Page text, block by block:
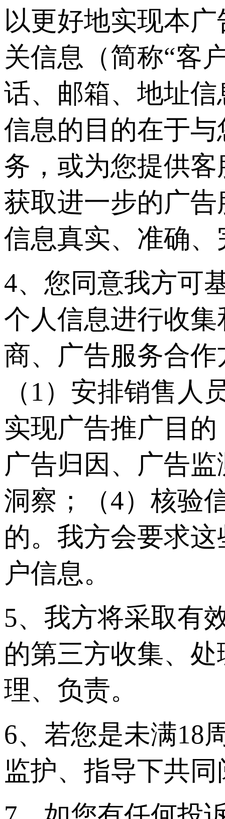
以更好地实现本
关信息（简称“客
话、邮箱、地址
信息的目的在于
务，或为您提供
获取进一步的广
信息真实、准确
4、您同意我方可
个人信息进行收
商、广告服务合
（1）安排销售
实现广告推广目
广告归因、广告
洞察；（4）核验
的。我方会要求
户信息。
5、我方将采取有
的第三方收集、
理、负责。
6、若您是未满18
监护、指导下共